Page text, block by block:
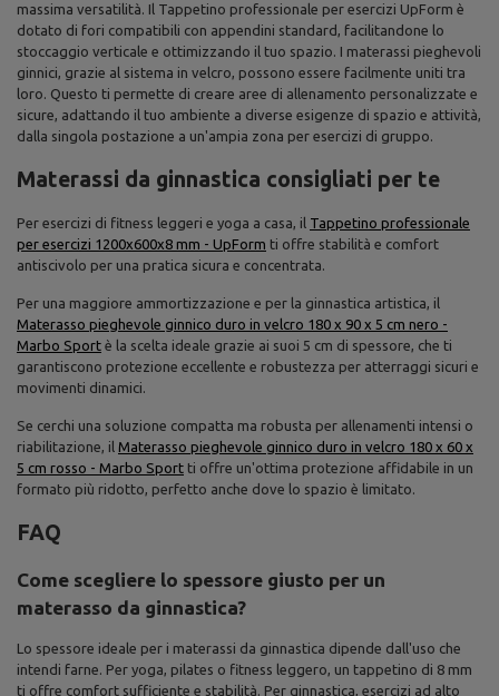
massima versatilità. Il Tappetino professionale per esercizi UpForm è
dotato di fori compatibili con appendini standard, facilitandone lo
stoccaggio verticale e ottimizzando il tuo spazio. I materassi pieghevoli
ginnici, grazie al sistema in velcro, possono essere facilmente uniti tra
loro. Questo ti permette di creare aree di allenamento personalizzate e
sicure, adattando il tuo ambiente a diverse esigenze di spazio e attività,
dalla singola postazione a un'ampia zona per esercizi di gruppo.
Materassi da ginnastica consigliati per te
Per esercizi di fitness leggeri e yoga a casa, il Tappetino professionale
per esercizi 1200x600x8 mm - UpForm ti offre stabilità e comfort
antiscivolo per una pratica sicura e concentrata.
Per una maggiore ammortizzazione e per la ginnastica artistica, il
Materasso pieghevole ginnico duro in velcro 180 x 90 x 5 cm nero -
Marbo Sport è la scelta ideale grazie ai suoi 5 cm di spessore, che ti
garantiscono protezione eccellente e robustezza per atterraggi sicuri e
movimenti dinamici.
Se cerchi una soluzione compatta ma robusta per allenamenti intensi o
riabilitazione, il Materasso pieghevole ginnico duro in velcro 180 x 60 x
5 cm rosso - Marbo Sport ti offre un'ottima protezione affidabile in un
formato più ridotto, perfetto anche dove lo spazio è limitato.
FAQ
Come scegliere lo spessore giusto per un
materasso da ginnastica?
Lo spessore ideale per i materassi da ginnastica dipende dall'uso che
intendi farne. Per yoga, pilates o fitness leggero, un tappetino di 8 mm
ti offre comfort sufficiente e stabilità. Per ginnastica, esercizi ad alto